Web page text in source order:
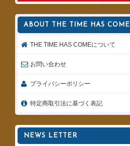
ABOUT THE TIME HAS COME
THE TIME HAS COMEについて
お問い合わせ
プライバシーポリシー
特定商取引法に基づく表記
NEWS LETTER